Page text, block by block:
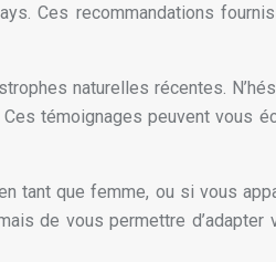
Ces recommandations
naturelles récentes.
témoignages peuvent vous
tant que femme, ou si vous
de vous permettre d’adapter